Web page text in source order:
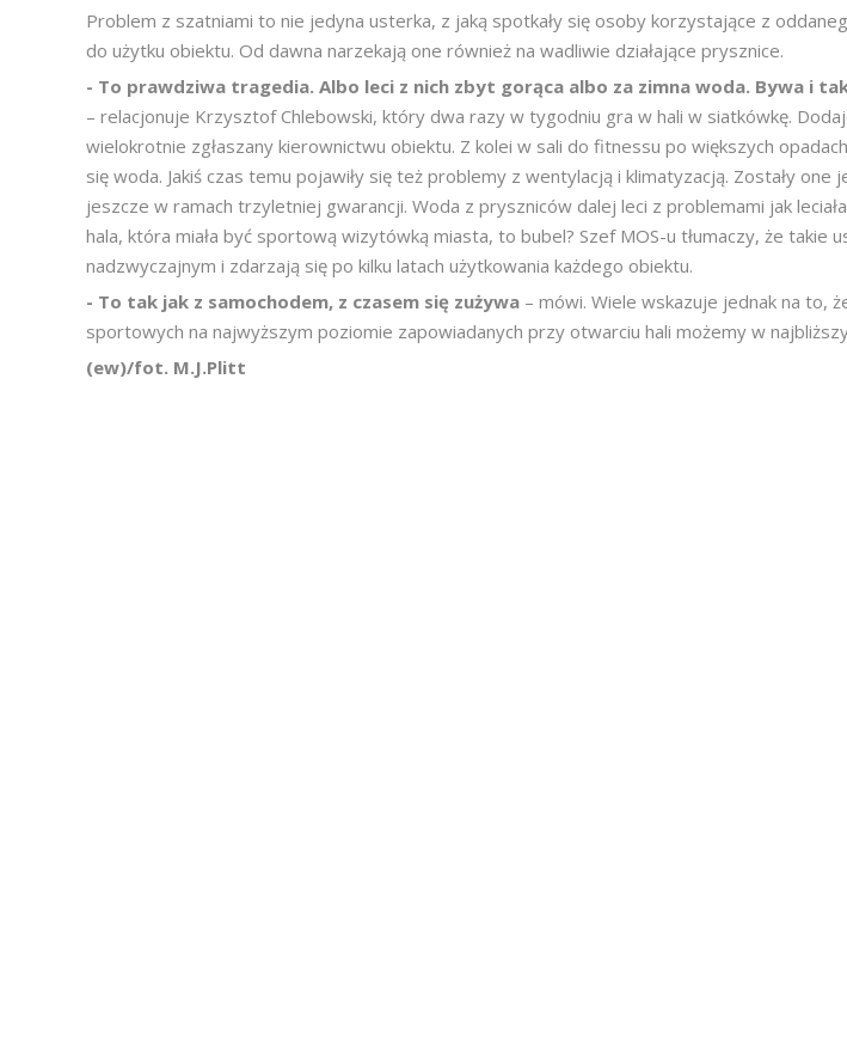
Problem z szatniami to nie jedyna usterka, z jaką spotkały się osoby korzystające z
do użytku obiektu. Od dawna narzekają one również na wadliwie działające prysznice.
- To prawdziwa tragedia. Albo leci z nich zbyt gorąca albo za zimna woda. Bywa i
– relacjonuje Krzysztof Chlebowski, który dwa razy w tygodniu gra w hali w siatkówkę.
wielokrotnie zgłaszany kierownictwu obiektu. Z kolei w sali do fitnessu po większych
się woda. Jakiś czas temu pojawiły się też problemy z wentylacją i klimatyzacją. Zostały one
jeszcze w ramach trzyletniej gwarancji. Woda z pryszniców dalej leci z problemami jak
hala, która miała być sportową wizytówką miasta, to bubel? Szef MOS-u tłumaczy, że takie
nadzwyczajnym i zdarzają się po kilku latach użytkowania każdego obiektu.
- To tak jak z samochodem, z czasem się zużywa – mówi. Wiele wskazuje jednak na to,
sportowych na najwyższym poziomie zapowiadanych przy otwarciu hali możemy w
(ew)/fot. M.J.Plitt